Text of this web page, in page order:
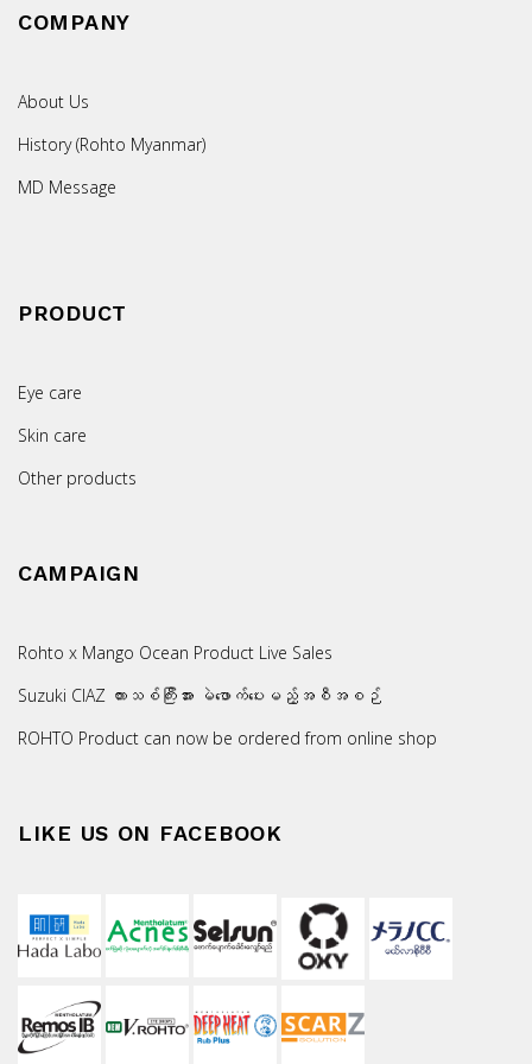
COMPANY
About Us
History (Rohto Myanmar)
MD Message
PRODUCT
Eye care
Skin care
Other products
CAMPAIGN
Rohto x Mango Ocean Product Live Sales
Suzuki CIAZ ကားသစ်ကြီးအား မဲဖောက်ပေးမည့်အစီအစဉ်
ROHTO Product can now be ordered from online shop
LIKE US ON FACEBOOK